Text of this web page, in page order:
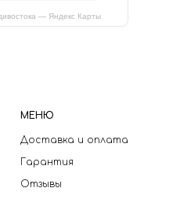
— Яндекс Карты
МЕНЮ
Доставка и оплата
Гарантия
Отзывы